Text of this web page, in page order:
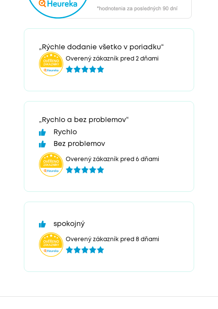
„Rýchle dodanie všetko v poriadku“
Overený zákazník pred 2 dňami
„Rychlo a bez problemov“
Rychlo
Bez problemov
Overený zákazník pred 6 dňami
spokojný
Overený zákazník pred 8 dňami